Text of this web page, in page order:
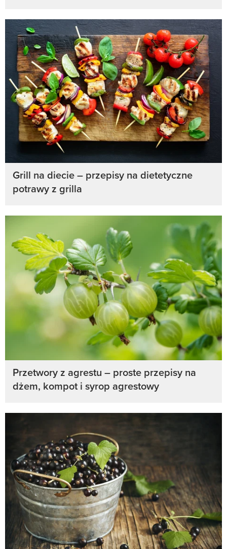
Grill na diecie – przepisy na dietetyczne
potrawy z grilla
Przetwory z agrestu – proste przepisy na
dżem, kompot i syrop agrestowy